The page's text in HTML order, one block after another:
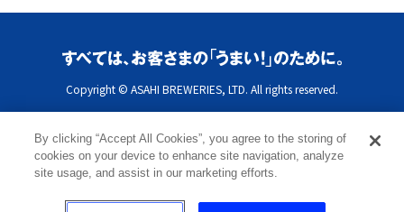
Copyright © ASAHI BREWERIES, LTD. All rights reserved.
By clicking “Accept All Cookies”, you agree to the storing of
cookies on your device to enhance site navigation, analyze
site usage, and assist in our marketing efforts.